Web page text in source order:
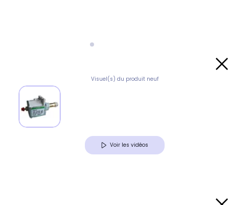
Visuel(s) du produit neuf
Voir les vidéos